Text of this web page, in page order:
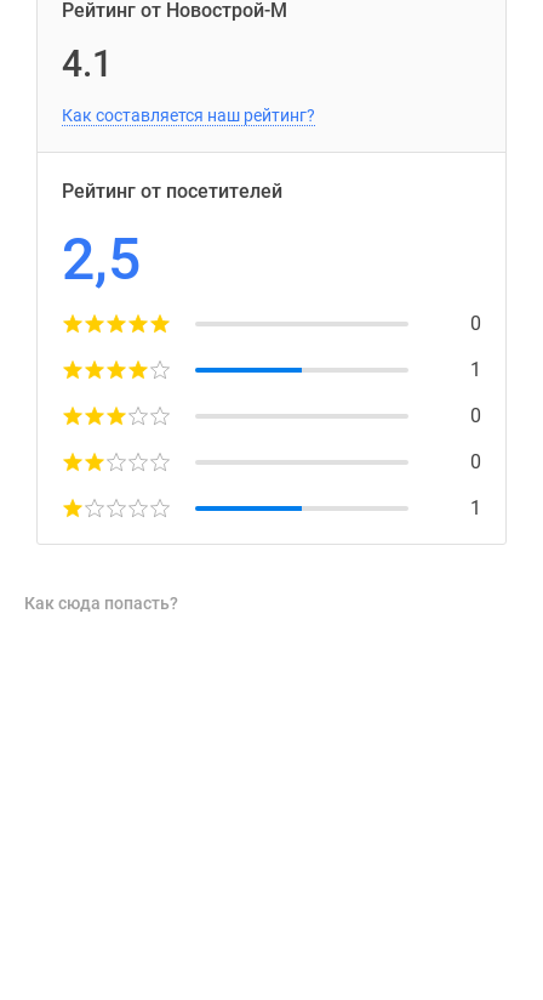
Рейтинг от Новострой-М
4.1
Как составляется наш рейтинг?
Рейтинг от посетителей
2,5
0
1
0
0
1
Как сюда попасть?